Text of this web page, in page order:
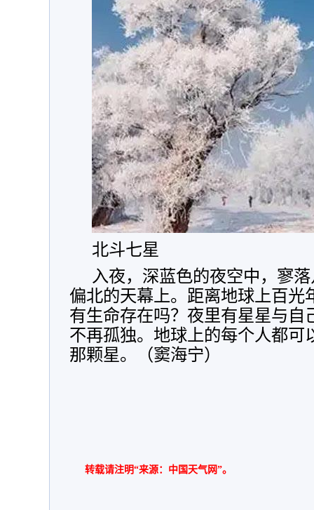
北斗七星
入夜，深蓝色的夜空中，寥
偏北的天幕上。距离地球上百光
有生命存在吗？夜里有星星与自
不再孤独。地球上的每个人都可
那颗星。（窦海宁）
转载请注明“来源：中国天气网”。